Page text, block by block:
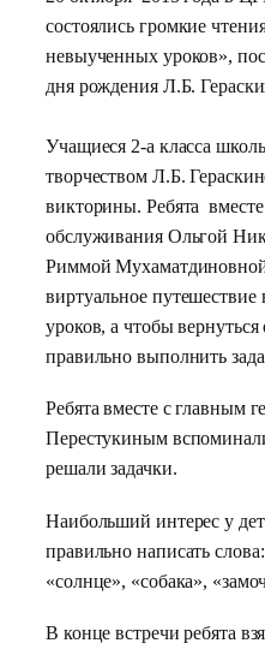
состоялись громкие
невыученных уроков»,
дня рождения Л.Б.
Учащиеся 2-а класса
творчеством Л.Б.
викторины. Ребята
обслуживания Ольгой
Риммой
виртуальное
уроков, а чтобы
правильно выполнить
Ребята вместе с главным
Перестукиным
решали задачки.
Наибольший интерес у
правильно написать
«солнце», «собака»,
В конце встречи ребята